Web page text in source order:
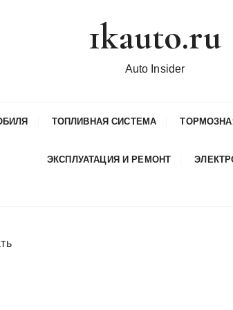
1kauto.ru
Auto Insider
ТОПЛИВНАЯ СИСТЕМА
ЭКСПЛУАТАЦИЯ И РЕМОНТ